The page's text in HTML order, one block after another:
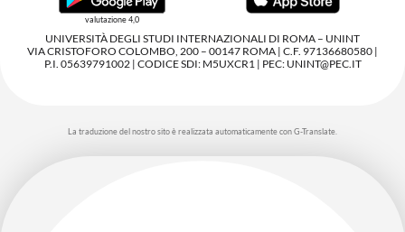
valutazione 4,0
UNIVERSITÀ DEGLI STUDI INTERNAZIONALI DI ROMA – UNINT
VIA CRISTOFORO COLOMBO, 200 – 00147 ROMA | C.F. 97136680580 |
P.I. 05639791002 | CODICE SDI: M5UXCR1 | PEC: UNINT@PEC.IT
La traduzione del nostro sito è realizzata automaticamente con G-Translate.